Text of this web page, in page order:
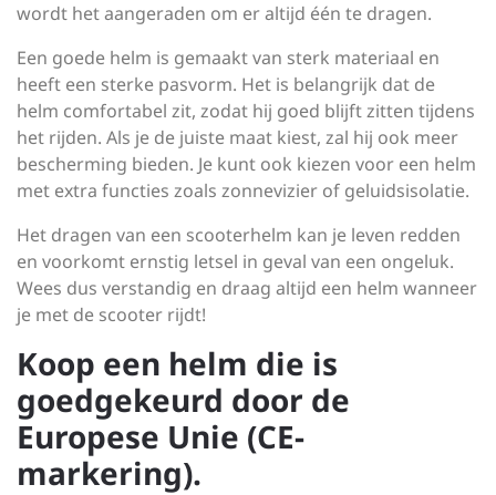
wordt het aangeraden om er altijd één te dragen.
Een goede helm is gemaakt van sterk materiaal en
heeft een sterke pasvorm. Het is belangrijk dat de
helm comfortabel zit, zodat hij goed blijft zitten tijdens
het rijden. Als je de juiste maat kiest, zal hij ook meer
bescherming bieden. Je kunt ook kiezen voor een helm
met extra functies zoals zonnevizier of geluidsisolatie.
Het dragen van een scooterhelm kan je leven redden
en voorkomt ernstig letsel in geval van een ongeluk.
Wees dus verstandig en draag altijd een helm wanneer
je met de scooter rijdt!
Koop een helm die is
goedgekeurd door de
Europese Unie (CE-
markering).